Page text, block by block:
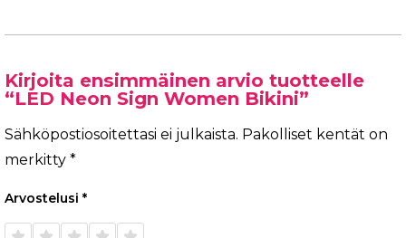
Kirjoita ensimmäinen arvio tuotteelle
“LED Neon Sign Women Bikini”
Sähköpostiosoitettasi ei julkaista. Pakolliset kentät on
merkitty *
Arvostelusi *
1/5
2/5
3/5
4/5 5/5